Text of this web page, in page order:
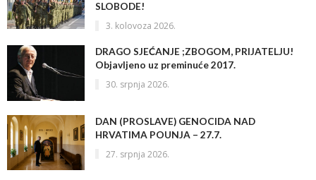
SLOBODE!
3. kolovoza 2026.
DRAGO SJEĆANJE ;ZBOGOM, PRIJATELJU!
Objavljeno uz preminuće 2017.
30. srpnja 2026.
DAN (PROSLAVE) GENOCIDA NAD
HRVATIMA POUNJA – 27.7.
27. srpnja 2026.